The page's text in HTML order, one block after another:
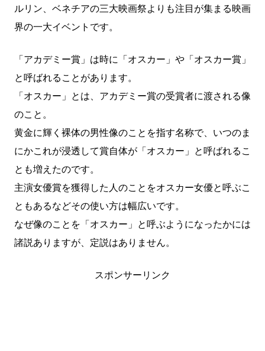
ルリン、ベネチアの三大映画祭よりも注目が集まる映画
界の一大イベントです。
「アカデミー賞」は時に「オスカー」や「オスカー賞」
と呼ばれることがあります。
「オスカー」とは、アカデミー賞の受賞者に渡される像
のこと。
黄金に輝く裸体の男性像のことを指す名称で、いつのま
にかこれが浸透して賞自体が「オスカー」と呼ばれるこ
とも増えたのです。
主演女優賞を獲得した人のことをオスカー女優と呼ぶこ
ともあるなどその使い方は幅広いです。
なぜ像のことを「オスカー」と呼ぶようになったかには
諸説ありますが、定説はありません。
スポンサーリンク